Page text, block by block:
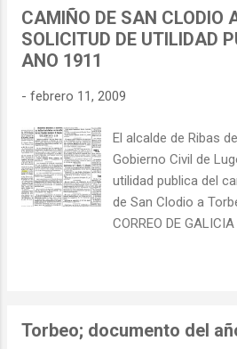
vinieron en busca de
Villar de Acero. La
Defensa de Arboles
web http://
impresionante
información sobre
singulares del
bonitos ejemplares
la web del Ministerio
conocer mas del
ca/plagas/BSVP-25-
CAMIÑO DE SAN CLODIO
SOLICITUD DE UTILIDAD
ANO 1911
- febrero 11, 2009
El alcalde de Ribas
Gobierno Civil de
utilidad publica del
de San Clodio a
CORREO DE
noticias en La
de 1854 en El Ferrol
Torbeo; documento del